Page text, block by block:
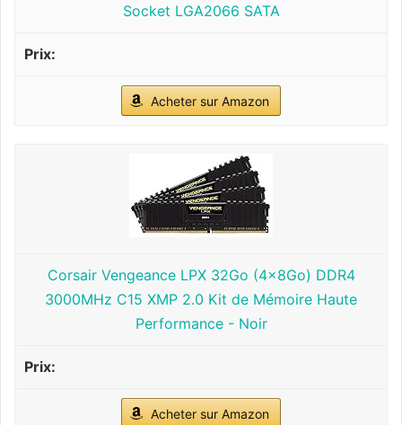
Socket LGA2066 SATA
Acheter sur Amazon
Corsair Vengeance LPX 32Go (4x8Go) DDR4
3000MHz C15 XMP 2.0 Kit de Mémoire Haute
Performance - Noir
Acheter sur Amazon